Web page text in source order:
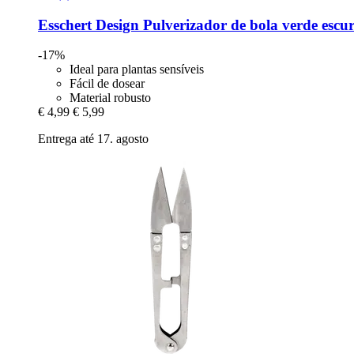
Esschert Design Pulverizador de bola verde
-17%
Ideal para plantas sensíveis
Fácil de dosear
Material robusto
€ 4,99 € 5,99
Entrega até 17. agosto